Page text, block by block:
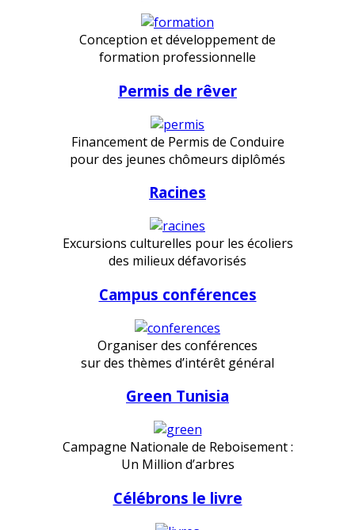
Conception et développement de
formation professionnelle
Permis de rêver
Financement de Permis de Conduire
pour des jeunes chômeurs diplômés
Racines
Excursions culturelles pour les écoliers
des milieux défavorisés
Campus conférences
Organiser des conférences
sur des thèmes d’intérêt général
Green Tunisia
Campagne Nationale de Reboisement :
Un Million d’arbres
Célébrons le livre